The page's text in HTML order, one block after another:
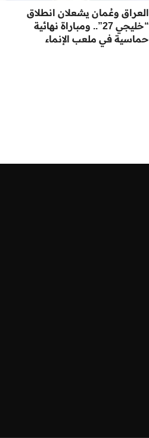
العراق وعُمان يشعلان انطلاق
“خليجي 27”.. ومباراة نهائية
حماسية في ملعب الإنماء